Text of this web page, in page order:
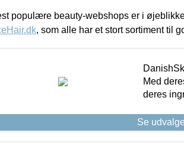
populære beauty-webshops er i
, som alle har et stort sortiment til
Med
deres
Se